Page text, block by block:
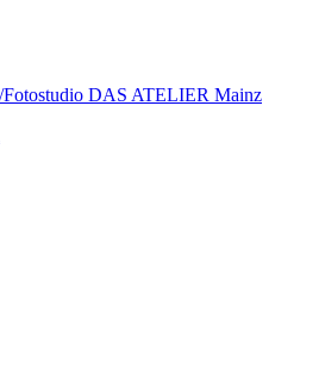
DAS ATELIER Mainz